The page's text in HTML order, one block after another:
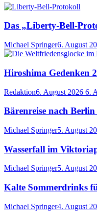
Das „Liberty-Bell-
Michael Springer6. August
Hiroshima Gedenken
Redaktion6. August 2026 6.
Bärenreise nach
Michael Springer5. August
Wasserfall im
Michael Springer5. August
Kalte Sommerdrinks
Michael Springer4. August